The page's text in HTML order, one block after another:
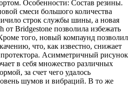
Особенности: Состав резины.
смеси большого количества
строк службы шины, а новая
от Bridgestone позволила избежать
того, новый компаунд позволил
что, как известно, снижает
Асимметричный рисунок
в себя множество различных
за счет чего удалось
шумов и вибраций. В то же